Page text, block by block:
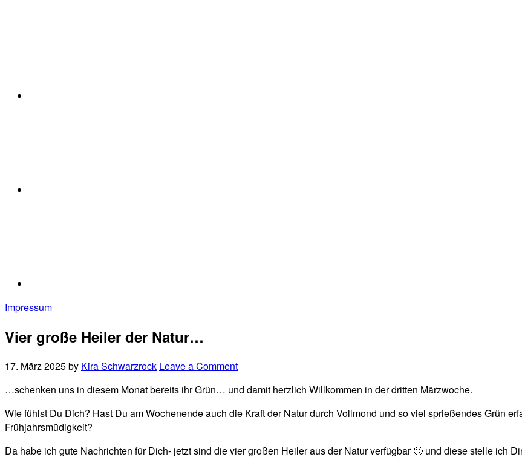
Impressum
Vier große Heiler der Natur…
17. März 2025by Kira Schwarzrock Leave a Comment
…schenken uns in diesem Monat bereits ihr Grün… und damit herzlich Willkommen in der dritten Märzwoche.
Wie fühlst Du Dich? Hast Du am Wochenende auch die Kraft der Natur durch Vollmond und so viel sprießendes Grün
Frühjahrsmüdigkeit?
Da habe ich gute Nachrichten für Dich- jetzt sind die vier großen Heiler aus der Natur verfügbar 🙂 und diese stelle ich